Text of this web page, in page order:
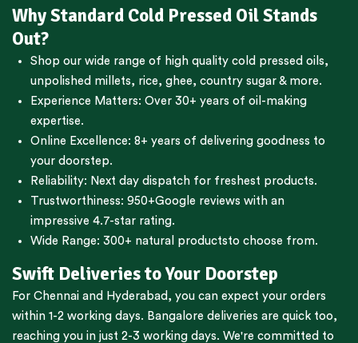
Why Standard Cold Pressed Oil Stands
Out?
Shop our wide range of high quality cold pressed oils,
unpolished millets, rice, ghee, country sugar & more.
Experience Matters: Over 30+ years of oil-making
expertise.
Online Excellence: 8+ years of delivering goodness to
your doorstep.
Reliability: Next day dispatch for freshest products.
Trustworthiness: 950+Google reviews with an
impressive 4.7-star rating.
Wide Range: 300+ natural productsto choose from.
Swift Deliveries to Your Doorstep
For Chennai and Hyderabad , you can expect your orders
within 1-2 working days. Bangalore deliveries are quick too,
reaching you in just 2-3 working days. We're committed to